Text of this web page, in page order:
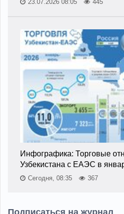
23.07.2026 08:05 445
Инфографика: Торговые
Узбекистана с ЕАЭС в
Сегодня, 08:35 367